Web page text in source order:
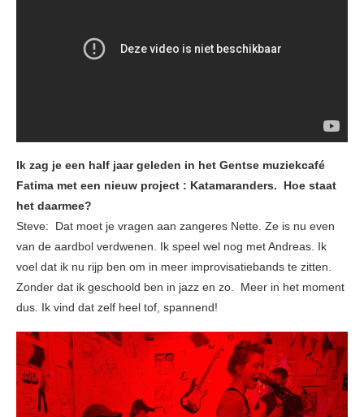
Ik zag je een half jaar geleden in het Gentse muziekcafé
Fatima met een nieuw project : Katamaranders. Hoe staat
het daarmee?
Steve: Dat moet je vragen aan zangeres Nette. Ze is nu even
van de aardbol verdwenen. Ik speel wel nog met Andreas. Ik
voel dat ik nu rijp ben om in meer improvisatiebands te zitten.
Zonder dat ik geschoold ben in jazz en zo. Meer in het moment
dus. Ik vind dat zelf heel tof, spannend!